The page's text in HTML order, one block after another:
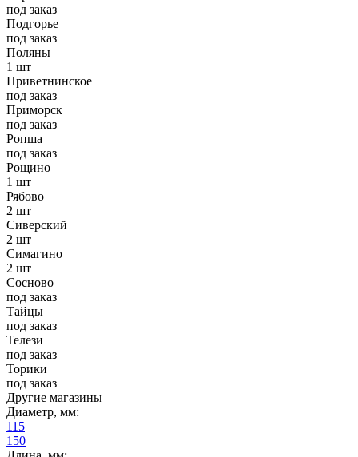
под заказ
Подгорье
под заказ
Поляны
1 шт
Приветнинское
под заказ
Приморск
под заказ
Ропша
под заказ
Рощино
1 шт
Рябово
2 шт
Сиверский
2 шт
Симагино
2 шт
Сосново
под заказ
Тайцы
под заказ
Телези
под заказ
Торики
под заказ
Другие магазины
Диаметр, мм:
115
150